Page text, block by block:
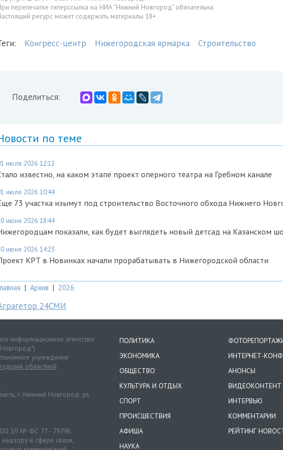
перепечатке гиперссылка на НИА "Нижний Новгород" обязательна.
ресурс может содержать материалы 18+
Конгресс-центр Нижегородская ярмарка Строительство
Поделиться:
по теме
июля 2026 12:12
известно, на каком этапе проект оперного театра на Гребном канале
июля 2026 10:44
73 участка изымут под строительство Восточного обхода Нижнего
июня 2026 18:44
показали, как будет выглядеть новый детсад на Казанском
июня 2026 14:23
КРТ в Новинках начали прорабатывать в Нижегородской области
| Архив | 2026
24СМИ
информационное агентство
учреждение
областной
г. Нижний Новгород. ул.
ЭЛ № ФС 77 - 79798.
в сфере связи,
ПОЛИТИКА
ЭКОНОМИКА
ОБЩЕСТВО
КУЛЬТУРА И ОТДЫХ
СПОРТ
ПРОИСШЕСТВИЯ
АФИША
НАУКА
ИНТЕРНЕТ-
АНОНСЫ
ВИДЕОКОНТЕНТ
ИНТЕРВЬЮ
КОММЕНТАРИИ
РЕЙТИНГ